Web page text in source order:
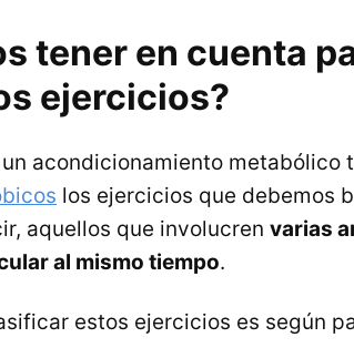
tener en cuenta
ejercicios?
acondicionamiento metabólico
los ejercicios que debemos
aquellos que involucren varias
al mismo tiempo.
estos ejercicios es según